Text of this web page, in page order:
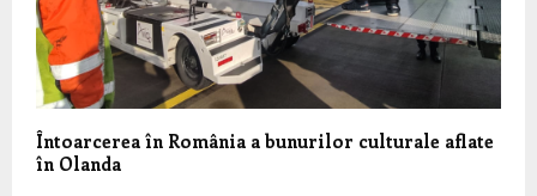
Întoarcerea în România a bunurilor culturale aflate
în Olanda